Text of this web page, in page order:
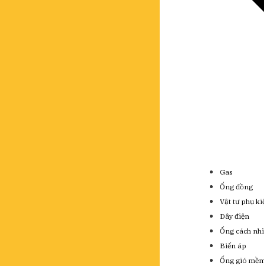
Gas
Ống đồng
Vật tư phụ
Dây điện
Ống cách
Biến áp
Ống gió